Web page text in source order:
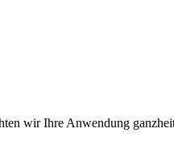
wir Ihre Anwendung